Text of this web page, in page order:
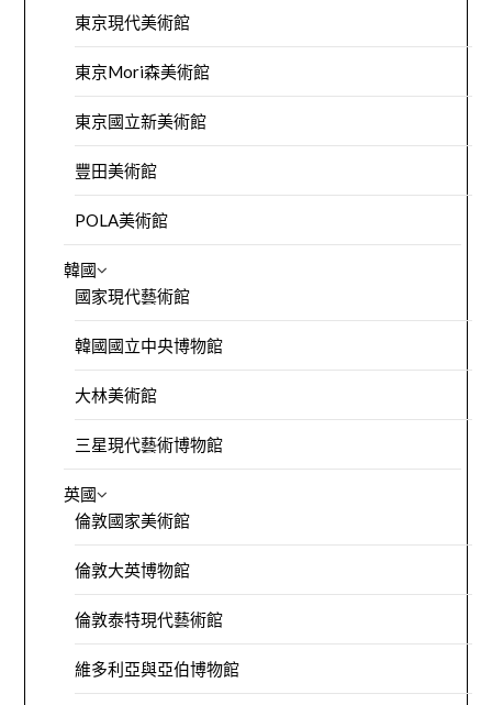
東京現代美術館
東京Mori森美術館
東京國立新美術館
豐田美術館
POLA美術館
韓國
國家現代藝術館
韓國國立中央博物館
大林美術館
三星現代藝術博物館
英國
倫敦國家美術館
倫敦大英博物館
倫敦泰特現代藝術館
維多利亞與亞伯博物館